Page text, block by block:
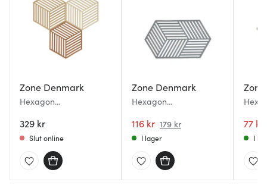
Zone Denmark
Hexagon
16 cm Khaki/Warm
sand/Almond
329 kr
Slut online
Zone Denmark
Hexagon
Cool Grey
116 kr 179 kr
I lager
77 kr
I